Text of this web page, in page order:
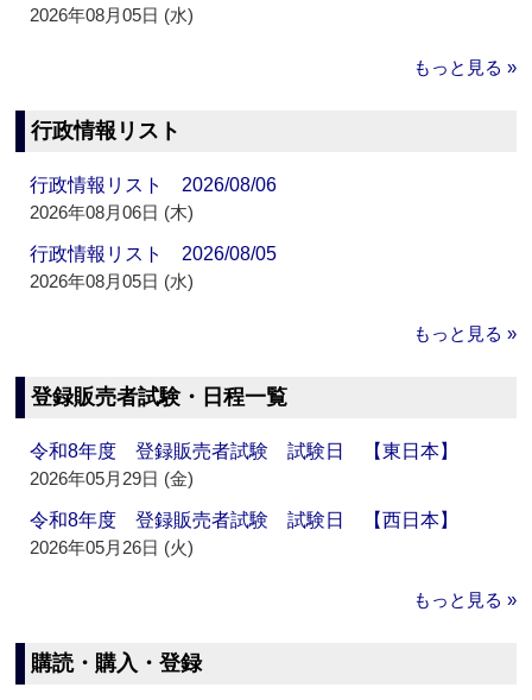
2026年08月05日 (水)
もっと見る »
行政情報リスト
行政情報リスト 2026/08/06
2026年08月06日 (木)
行政情報リスト 2026/08/05
2026年08月05日 (水)
もっと見る »
登録販売者試験・日程一覧
令和8年度 登録販売者試験 試験日 【東日本】
2026年05月29日 (金)
令和8年度 登録販売者試験 試験日 【西日本】
2026年05月26日 (火)
もっと見る »
購読・購入・登録